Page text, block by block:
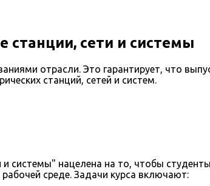
станции, сети и системы
отрасли. Это гарантирует, что
станций, сетей и систем.
системы" нацелена на то, чтобы
среде. Задачи курса включают: